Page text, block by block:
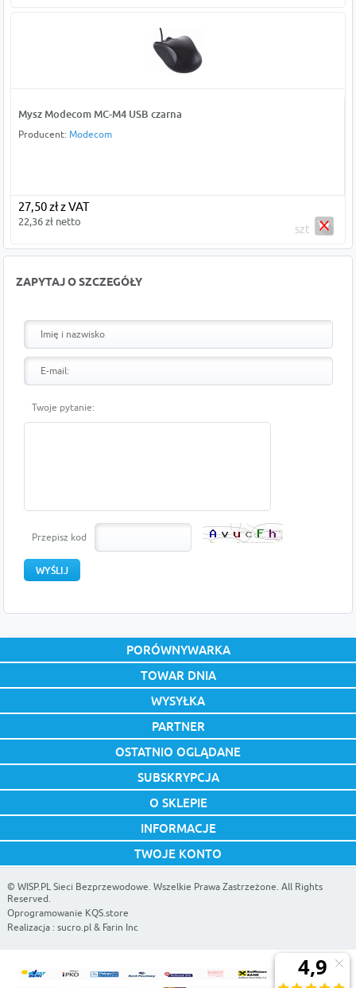
Mysz Modecom MC-M4 USB czarna
Producent: Modecom
27,50 zł z VAT
22,36 zł netto
szt
ZAPYTAJ O SZCZEGÓŁY
Twoje pytanie:
Przepisz kod
PORÓWNYWARKA
TOWAR DNIA
WYSYŁKA
PARTNER
OSTATNIO OGLĄDANE
SUBSKRYPCJA
O SKLEPIE
INFORMACJE
TWOJE KONTO
© WISP.PL Sieci Bezprzewodowe. Wszelkie Prawa Zastrzeżone. All Rights
Reserved.
Oprogramowanie KQS.store
Realizacja : sucro.pl& Farin Inc